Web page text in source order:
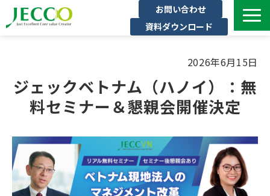
お問い合わせ
資料ダウンロード
インタビュー
セミナー・イベント一覧
コラム
よくある質問
2026年6月15日
ジェックベトナム（ハノイ）：無
料セミナー＆懇親会開催決定